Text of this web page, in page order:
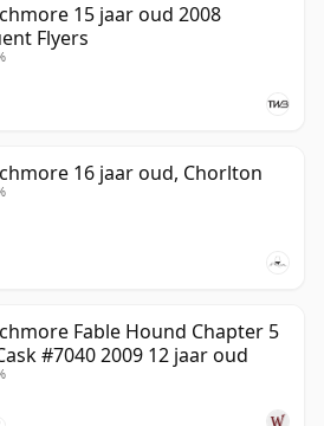
15 jaar oud 2008
Flyers
16 jaar oud, Chorlton
Fable Hound Chapter 5
#7040 2009 12 jaar oud